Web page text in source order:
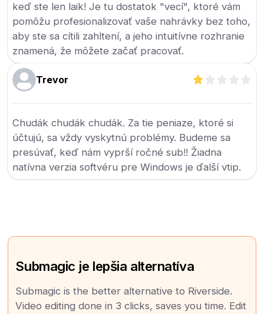
keď ste len laik! Je tu dostatok "vecí", ktoré vám
pomôžu profesionalizovať vaše nahrávky bez toho,
aby ste sa cítili zahltení, a jeho intuitívne rozhranie
znamená, že môžete začať pracovať.
Trevor
Chudák chudák chudák. Za tie peniaze, ktoré si
účtujú, sa vždy vyskytnú problémy. Budeme sa
presúvať, keď nám vyprší ročné sub!! Žiadna
natívna verzia softvéru pre Windows je ďalší vtip.
Submagic je lepšia alternatíva
Submagic is the better alternative to Riverside.
Video editing done in 3 clicks, saves you time. Edit